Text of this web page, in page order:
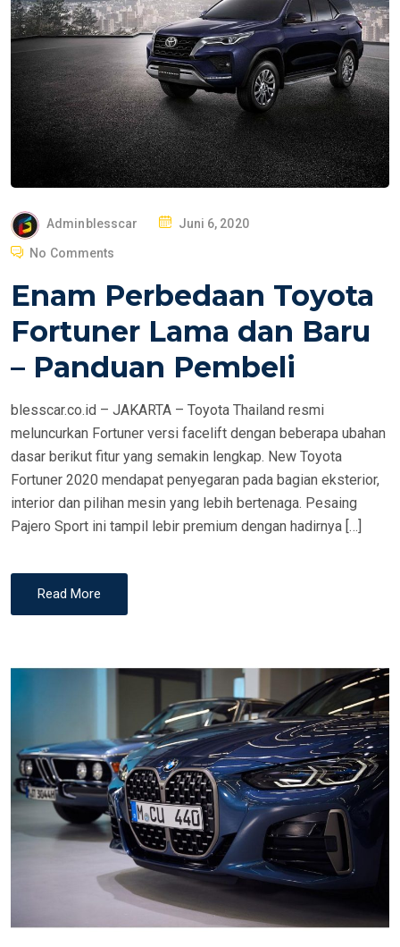
Adminblesscar
T
D
O
Juni 6, 2020
No Comments
Enam Perbedaan Toyota
Fortuner Lama dan Baru
– Panduan Pembeli
blesscar.co.id – JAKARTA – Toyota Thailand resmi
meluncurkan Fortuner versi facelift dengan beberapa ubahan
dasar berikut fitur yang semakin lengkap. New Toyota
Fortuner 2020 mendapat penyegaran pada bagian eksterior,
interior dan pilihan mesin yang lebih bertenaga. Pesaing
Pajero Sport ini tampil lebir premium dengan hadirnya […]
Read More